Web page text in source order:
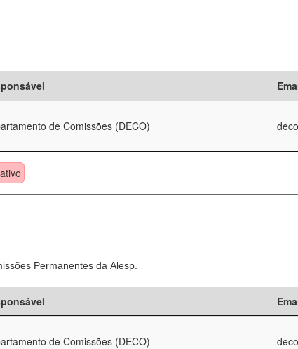
de Comissões (DECO)
Permanentes da Alesp.
de Comissões (DECO)